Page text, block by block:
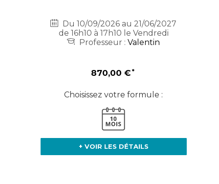
Du 10/09/2026 au 21/06/2027
de 16h10 à 17h10 le Vendredi
Professeur :Valentin
870,00 €
Choisissez votre formule :
+ VOIR LES DÉTAILS